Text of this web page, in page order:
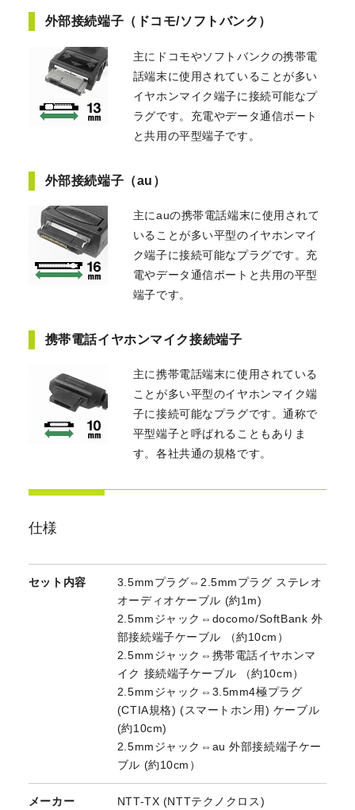
外部接続端子（ドコモ/ソフトバンク）
主にドコモやソフトバンクの携帯電
話端末に使用されていることが多い
イヤホンマイク端子に接続可能なプ
ラグです。充電やデータ通信ポート
と共用の平型端子です。
外部接続端子（au）
主にauの携帯電話端末に使用されて
いることが多い平型のイヤホンマイ
ク端子に接続可能なプラグです。充
電やデータ通信ポートと共用の平型
端子です。
携帯電話イヤホンマイク接続端子
主に携帯電話端末に使用されている
ことが多い平型のイヤホンマイク端
子に接続可能なプラグです。通称で
平型端子と呼ばれることもありま
す。各社共通の規格です。
仕様
セット内容
3.5mmプラグ⇔2.5mmプラグ ステレオ
オーディオケーブル (約1m)
2.5mmジャック⇔docomo/SoftBank 外
部接続端子ケーブル （約10cm）
2.5mmジャック⇔携帯電話イヤホンマ
イク 接続端子ケーブル （約10cm）
2.5mmジャック⇔3.5mm4極プラグ
(CTIA規格) (スマートホン用) ケーブル
(約10cm)
2.5mmジャック⇔au 外部接続端子ケー
ブル (約10cm）
メーカー NTT-TX (NTTテクノクロス)